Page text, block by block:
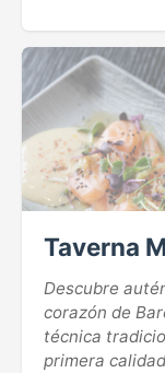
Taverna
Descubre
corazón de
técnica
primera